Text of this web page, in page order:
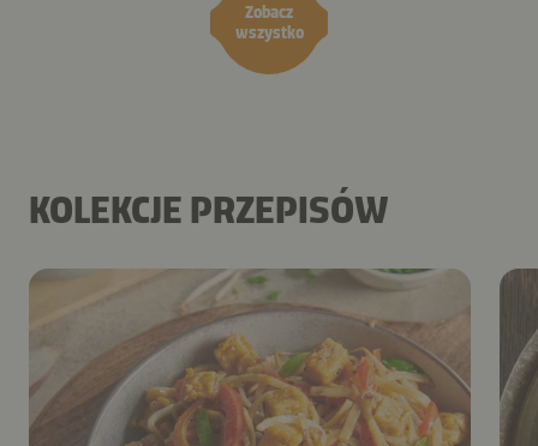
Zobacz
wszystko
KOLEKCJE PRZEPISÓW